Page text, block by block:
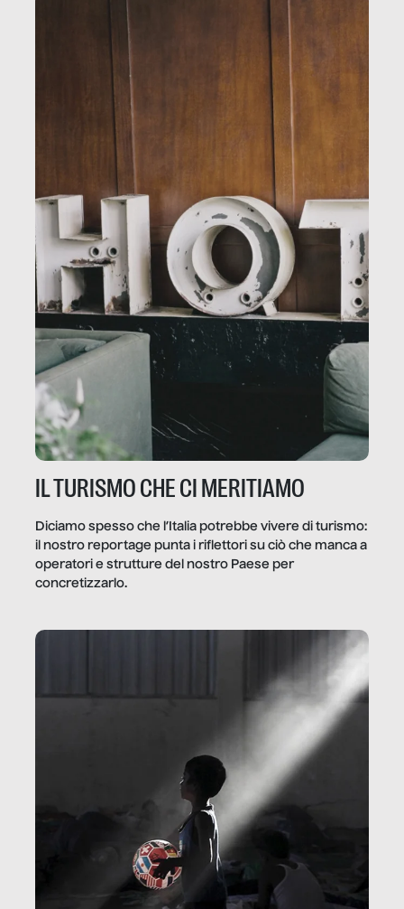
IL TURISMO CHE CI MERITIAMO
Diciamo spesso che l’Italia potrebbe vivere di turismo:
il nostro reportage punta i riflettori su ciò che manca a
operatori e strutture del nostro Paese per
concretizzarlo.